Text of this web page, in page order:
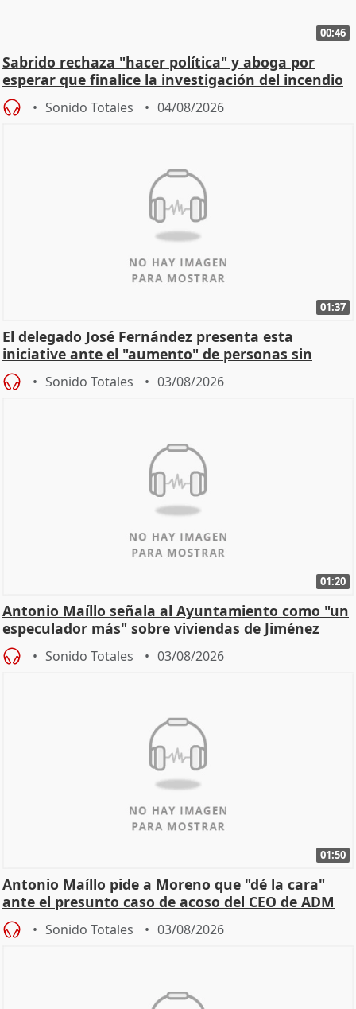
00:46
Sabrido rechaza "hacer política" y aboga por
esperar que finalice la investigación del incendio
Sonido Totales 04/08/2026
01:37
El delegado José Fernández presenta esta
iniciative ante el "aumento" de personas sin
hogar en Madri
Sonido Totales 03/08/2026
01:20
Antonio Maíllo señala al Ayuntamiento como "un
especulador más" sobre viviendas de Jiménez
Becerril
Sonido Totales 03/08/2026
01:50
Antonio Maíllo pide a Moreno que "dé la cara"
ante el presunto caso de acoso del CEO de ADM
Sonido Totales 03/08/2026